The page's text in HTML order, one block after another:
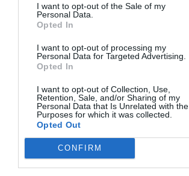
I want to opt-out of the Sale of my
Personal Data.
Opted In
I want to opt-out of processing my
Personal Data for Targeted Advertising.
Opted In
I want to opt-out of Collection, Use,
Retention, Sale, and/or Sharing of my
Personal Data that Is Unrelated with the
Purposes for which it was collected.
Opted Out
CONFIRM
Ο ΚΑΙΡΟΣ
Θεσσαλονίκη
Δευτέρα, 10
+ 34°+
Τετάρτη
+38°+25°
+36°+25°
Παρασκευή+31°+24°
Σάββατο
+30°+22°